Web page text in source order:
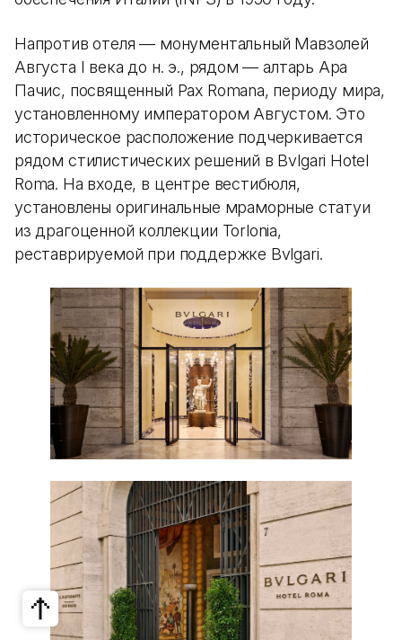
Напротив отеля — монументальный Мавзолей
Августа I века до н. э., рядом — алтарь Ара
Пачис, посвященный Pax Romana, периоду мира,
установленному императором Августом. Это
историческое расположение подчеркивается
рядом стилистических решений в Bvlgari Hotel
Roma. На входе, в центре вестибюля,
установлены оригинальные мраморные статуи
из драгоценной коллекции Torlonia,
реставрируемой при поддержке Bvlgari.